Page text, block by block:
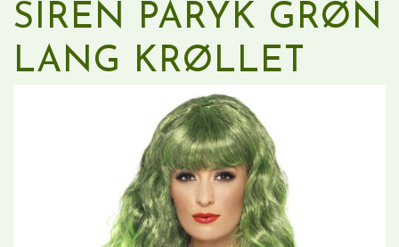
SIREN PARYK GRØN
LANG KRØLLET